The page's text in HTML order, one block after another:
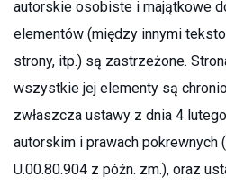
autorskie osobiste i majątkowe
elementów (między innymi
strony, itp.) są zastrzeżone.
wszystkie jej elementy są
zwłaszcza ustawy z dnia 4
autorskim i prawach pokrewnych
U.00.80.904 z późn. zm.), oraz